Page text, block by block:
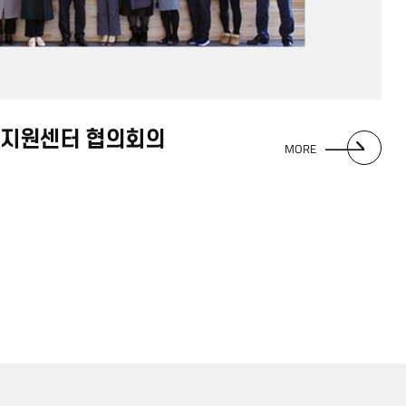
원센터 협의회의 MORE